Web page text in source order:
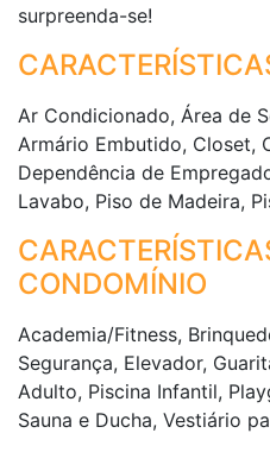
surpreenda-se!
Ar Condicionado, Área de
Armário Embutido, Closet,
Dependência de
Lavabo, Piso de Madeira,
CONDOMÍNIO
Academia/Fitness,
Segurança, Elevador,
Adulto, Piscina Infantil,
Sauna e Ducha, Vestiário